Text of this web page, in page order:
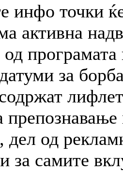
инфо точки
активна
од
датуми за
дел од
за самите